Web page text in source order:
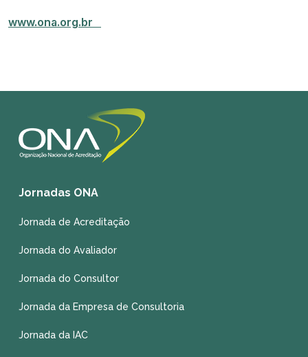
www.ona.org.br
Jornadas ONA
Jornada de Acreditação
Jornada do Avaliador
Jornada do Consultor
Jornada da Empresa de Consultoria
Jornada da IAC